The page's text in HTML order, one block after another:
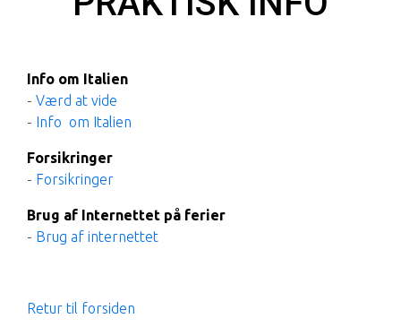
Info om Italien
- Værd at vide
- Info om Italien
Forsikringer
- Forsikringer
Brug af Internettet på ferier
- Brug af internettet
Retur til forsiden